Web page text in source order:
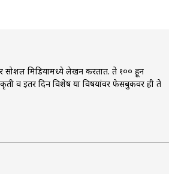
सोशल मिडियामध्ये लेखन करतात. ते १०० हून
व इतर दिन विशेष या विषयांवर फेसबुकवर ही ते